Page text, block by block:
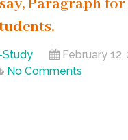
Paragraph for
February 12,
No Comments